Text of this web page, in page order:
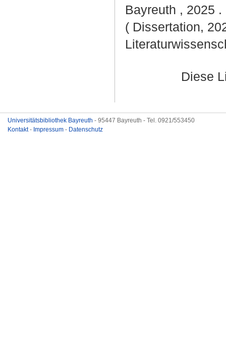
Bayreuth , 2025
( Dissertation,
Diese
Universitätsbibliothek Bayreuth - 95447 Bayreuth - Tel. 0921/553450
Kontakt- Impressum - Datenschutz